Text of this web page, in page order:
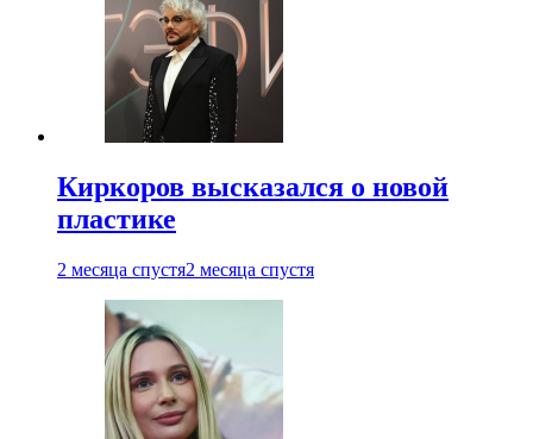
Киркоров высказался о новой
пластике
2 месяца спустя2 месяца спустя